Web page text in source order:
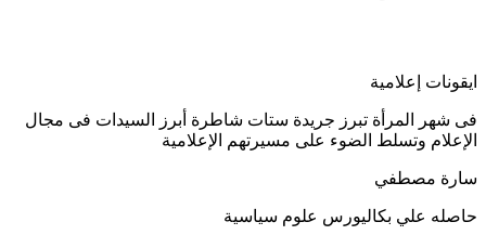
ايقونات إعلامية
فى شهر المرأة تبرز جريدة ستات شاطرة أبرز السيدات فى مجال
الإعلام وتسلط الضوء على مسيرتهم الإعلامية
سارة مصطفي
حاصله علي بكاليورس علوم سياسية